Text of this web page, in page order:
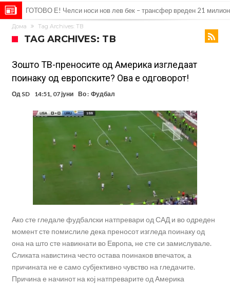
ГОТОВО Е! Челси носи нов лев бек – трансфер вреден 21 милион
евра
Рафаел Леао со нова понуда од Турција
Фиренца во транс од Мастантоно
Продаден резервниот голман на Сити за 50 милиони евра
Сврзуваат уште еден англиски репрезентативец со Ливерпул
Замена за Влаховиќ: Напаѓачот на Манчестер доаѓа во Јувентус!
УЕФА повторно се заканува со бојкот на турнирите на ФИФА
поради Инфантино
Мурињо бесен поради одлуката на Реал: Протекоа детали од
разговорот што го потресе Мадрид!
Трансфер бомба во најва – Ливерпул сака да се засили од Реал
Дома Tag Archives: ТВ
TAG ARCHIVES: ТВ
Зошто ТВ-преносите од Америка изгледаат
поинаку од европските? Ова е одговорот!
Од SD 14:51, 07 јуни Во : Фудбал
Ако сте гледале фудбалски натпревари од САД и во одреден
момент сте помислиле дека преносот изгледа поинаку од
она на што сте навикнати во Европа, не сте си замислувале.
Сликата навистина често остава поинаков впечаток, а
причината не е само субјективно чувство на гледачите.
Причина е начинот на кој натпреварите од Америка